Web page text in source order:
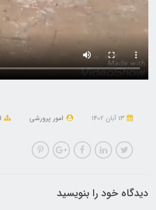
امور پرورشی
دیدگاه خود را بنویسید